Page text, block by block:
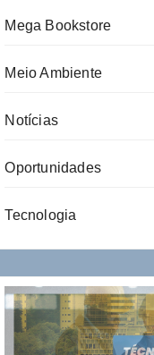
Mega Bookstore
Meio Ambiente
Notícias
Oportunidades
Tecnologia